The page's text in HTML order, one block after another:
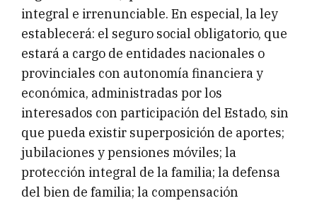
integral e irrenunciable. En especial, la ley
establecerá: el seguro social obligatorio, que
estará a cargo de entidades nacionales o
provinciales con autonomía financiera y
económica, administradas por los
interesados con participación del Estado, sin
que pueda existir superposición de aportes;
jubilaciones y pensiones móviles; la
protección integral de la familia; la defensa
del bien de familia; la compensación